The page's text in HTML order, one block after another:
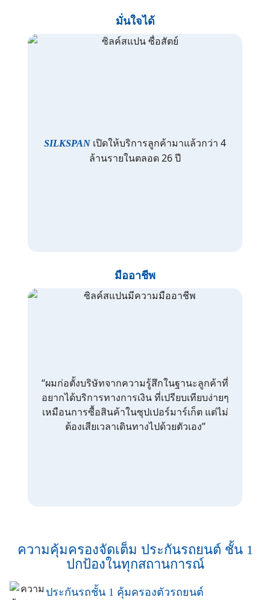
มั่นใจได้
SILKSPAN เปิดให้บริการลูกค้ามาแล้วกว่า 4
ล้านรายในตลอด 26 ปี
มืออาชีพ
“ผมก่อตั้งบริษัทจากความรู้สึกในฐานะลูกค้าที่
อยากได้บริการทางการเงิน ที่เปรียบเทียบง่ายๆ
เหมือนการซื้อสินค้าในซุปเปอร์มาร์เก็ต แต่ไม่
ต้องเสียเวลาเดินทางไปด้วยตัวเอง”
ความคุ้มครองจัดเต็ม ประกันรถยนต์ ชั้น 1
ปกป้องในทุกสถานการณ์
ประกันรถชั้น 1 คุ้มครองตัวรถยนต์